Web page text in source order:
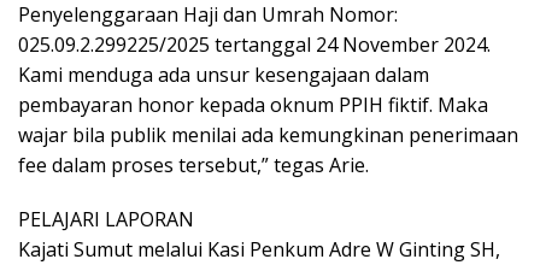
Penyelenggaraan Haji dan Umrah Nomor:
025.09.2.299225/2025 tertanggal 24 November 2024.
Kami menduga ada unsur kesengajaan dalam
pembayaran honor kepada oknum PPIH fiktif. Maka
wajar bila publik menilai ada kemungkinan penerimaan
fee dalam proses tersebut,” tegas Arie.
PELAJARI LAPORAN
Kajati Sumut melalui Kasi Penkum Adre W Ginting SH,